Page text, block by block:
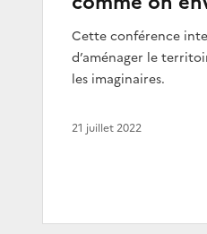
Cette conférence
d’aménager le
les imaginaires.
21 juillet 2022